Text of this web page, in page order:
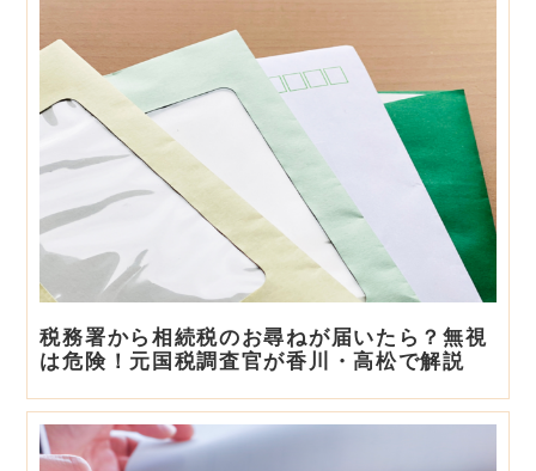
税務署から相続税のお尋ねが届いたら？無視
は危険！元国税調査官が香川・高松で解説